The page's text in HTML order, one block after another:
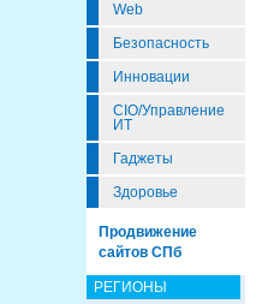
Web
Безопасность
Инновации
CIO/Управление
ИТ
Гаджеты
Здоровье
Продвижение
сайтов СПб
РЕГИОНЫ